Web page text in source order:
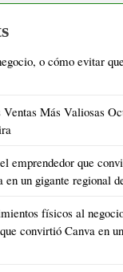
o cómo evitar
Más Valiosas
emprendedor que
en un gigante regional
físicos al
convirtió Canva en